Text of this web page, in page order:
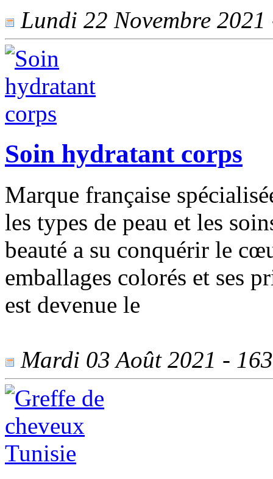
Lundi 22 Novembre 2021
Soin hydratant corps
Marque française
les types de peau et les
beauté a su conquérir le
emballages colorés et ses
est devenue le
Mardi 03 Août 2021 -